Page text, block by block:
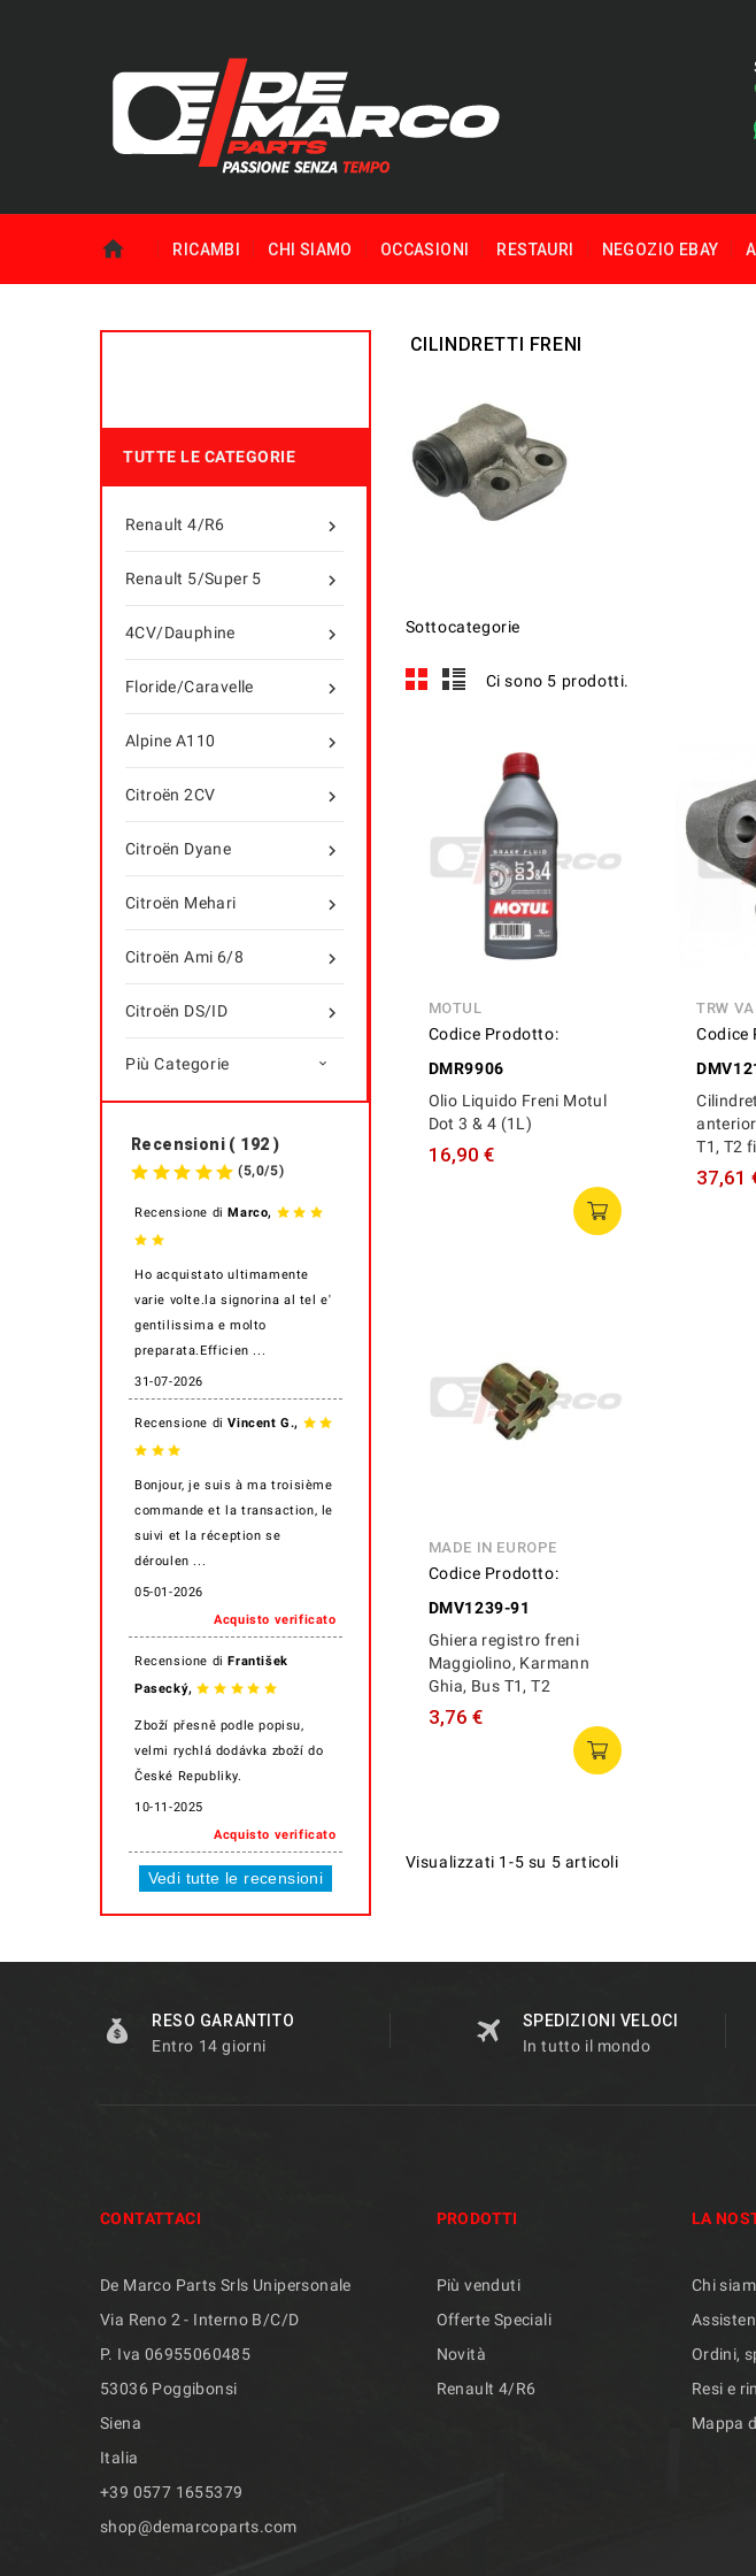
RICAMBI CHI SIAMO OCCASIONI RESTAURI NEGOZIO EBAY
TUTTE LE CATEGORIE

Renault 4/R6

Renault 5/Super 5

4CV/Dauphine

Floride/Caravelle

Alpine A110

Citroën 2CV

Citroën Dyane

Citroën Mehari

Citroën Ami 6/8

Citroën DS/ID
Più Categorie 
Recensioni ( 192 )
(5,0/5)
Recensione diMarco,
Ho acquistato ultimamente
varie volte.la signorina al tel e'
gentilissima e molto
preparata.Efficien ...
31-07-2026
Recensione diVincent G.,
Bonjour, je suis à ma troisième
commande et la transaction, le
suivi et la réception se
déroulen ...
05-01-2026
Acquisto verificato
Recensione diFrantišek
Pasecký,
Zboží přesně podle popisu,
velmi rychlá dodávka zboží do
České Republiky.
10-11-2025
Acquisto verificato
Vedi tutte le recensioni
CILINDRETTI FRENI
Sottocategorie
Ci sono 5 prodotti.
MOTUL
Codice Prodotto:
DMR9906
Olio Liquido Freni Motul
Dot 3 & 4 (1L)
16,90 €
TRW
Codice
T1, T2
37,61
MADE IN EUROPE
Codice Prodotto:
DMV1239-91
Ghiera registro freni
Maggiolino, Karmann
Ghia, Bus T1, T2
3,76 €
Visualizzati 1-5 su 5 articoli
RESO GARANTITO
Entro 14 giorni
SPEDIZIONI VELOCI
In tutto il mondo
CONTATTACI
De Marco Parts Srls Unipersonale
Via Reno 2 - Interno B/C/D
P. Iva 06955060485
53036 Poggibonsi
Siena
Italia
+39 ​​0577 1655379
shop@demarcoparts.com
PRODOTTI
Più venduti
Offerte Speciali
Novità
Renault 4/R6
LA
Chi
Ordini,
Resi e
Mappa